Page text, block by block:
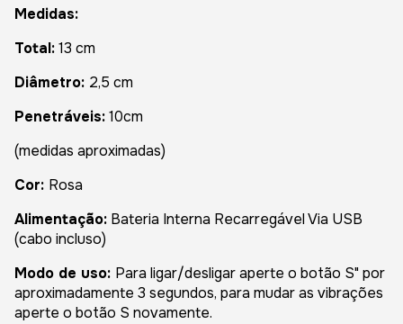
Medidas:
Total:13 cm
Diâmetro: 2,5 cm
Penetráveis:10cm
(medidas aproximadas)
Cor: Rosa
Alimentação: Bateria Interna Recarregável Via USB
(cabo incluso)
Modo de uso: Para ligar/desligar aperte o botão S" por
aproximadamente 3 segundos, para mudar as vibrações
aperte o botão S novamente.